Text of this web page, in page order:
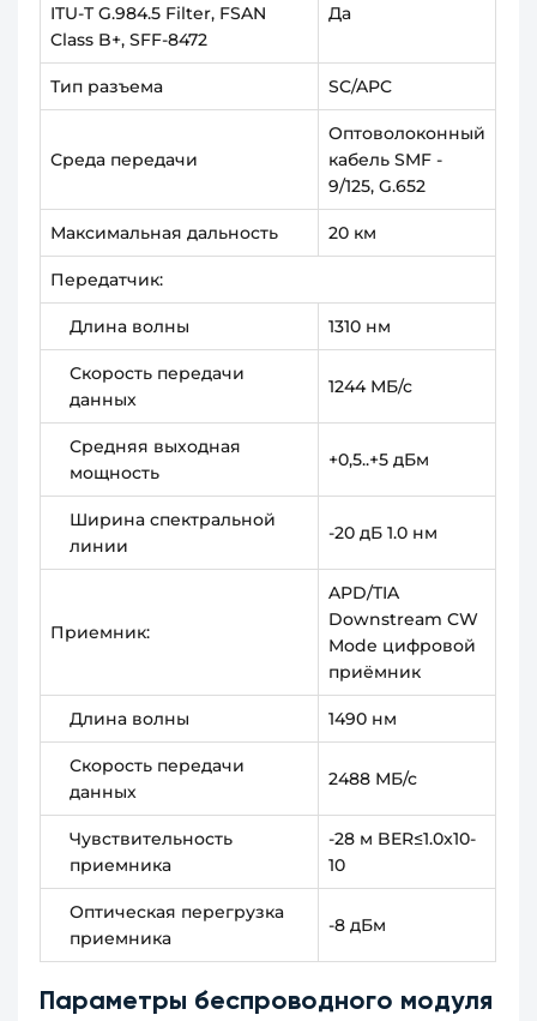
ITU-T G.984.5 Filter, FSAN
Class B+, SFF-8472
Да
Тип разъема SC/APC
Среда передачи
Оптоволоконный
кабель SMF -
9/125, G.652
Максимальная дальность 20 км
Передатчик:
Длина волны 1310 нм
Скорость передачи
данных
1244 МБ/с
Средняя выходная
мощность
+0,5..+5 дБм
Ширина спектральной
линии
-20 дБ 1.0 нм
Приемник:
APD/TIA
Downstream CW
Mode цифровой
приёмник
Длина волны 1490 нм
Скорость передачи
данных
2488 МБ/с
Чувствительность
приемника
-28 м BER≤1.0x10-
10
Оптическая перегрузка
приемника
-8 дБм
Параметры беспроводного модуля